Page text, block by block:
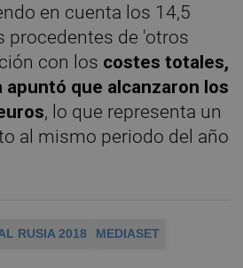
en cuenta los 14,5
procedentes de 'otros
con los costes totales,
apuntó que alcanzaron los
, lo que representa un
al mismo periodo del año
RUSIA 2018
MEDIASET